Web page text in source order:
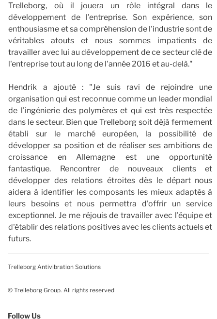
Trelleborg, où il jouera un rôle intégral dans le
développement de l'entreprise. Son expérience, son
enthousiasme et sa compréhension de l'industrie sont de
véritables atouts et nous sommes impatients de
travailler avec lui au développement de ce secteur clé de
l'entreprise tout au long de l'année 2016 et au-delà."
Hendrik a ajouté : "Je suis ravi de rejoindre une
organisation qui est reconnue comme un leader mondial
de l'ingénierie des polymères et qui est très respectée
dans le secteur. Bien que Trelleborg soit déjà fermement
établi sur le marché européen, la possibilité de
développer sa position et de réaliser ses ambitions de
croissance en Allemagne est une opportunité
fantastique. Rencontrer de nouveaux clients et
développer des relations étroites dès le départ nous
aidera à identifier les composants les mieux adaptés à
leurs besoins et nous permettra d'offrir un service
exceptionnel. Je me réjouis de travailler avec l'équipe et
d'établir des relations positives avec les clients actuels et
futurs.
Trelleborg Antivibration Solutions
© Trelleborg Group. All rights reserved
Follow Us